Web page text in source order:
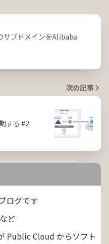
ブドメインをAlibaba
次の記事
する #2
ログです
ど
Public Cloud からソフト